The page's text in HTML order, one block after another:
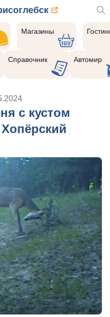
Магазины
Справочник Автомир
с кустом